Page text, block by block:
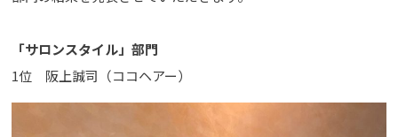
「サロンスタイル」部門
1位 阪上誠司（ココヘアー）